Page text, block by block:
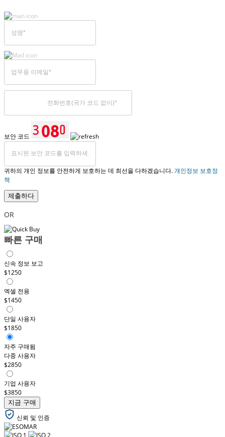
보안 코드
귀하의 개인 정보를 안전하게 보호하는 데 최선을 다하겠습니다.개인정보 보호정
책
제출하다
OR
빠른 구매
신속 정보 보고
$1250
엑셀 전용
$1450
단일 사용자
$1850
자주 구매됨
다중 사용자
$2850
기업 사용자
$3850
지금 구매
신뢰 및 인증